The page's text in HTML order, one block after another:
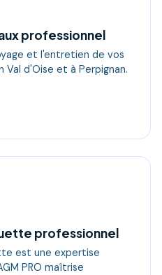
professionnel
et l'entretien de vos
Val d'Oise et à Perpignan.
professionnel
est une expertise
PRO maîtrise